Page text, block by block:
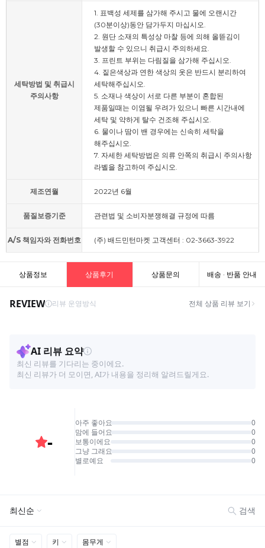
세탁방법 및 취급시
주의사항
1. 표백성 세제를 삼가해 주시고 물에 오랜시간
(30분이상)동안 담가두지 마십시오.
2. 원단 소재의 특성상 마찰 등에 의해 올뜯김이
발생할 수 있으니 취급시 주의하세요.
3. 프린트 부위는 다림질을 삼가해 주십시오.
4. 짙은색상과 연한 색상의 옷은 반드시 분리하여
세탁해주십시오.
5. 소재나 색상이 서로 다른 부분이 혼합된
제품일때는 이염될 우려가 있으니 빠른 시간내에
세탁 및 약하게 탈수 건조해 주십시오.
6. 물이나 땀이 밴 경우에는 신속히 세탁을
해주십시오.
7. 자세한 세탁방법은 의류 안쪽의 취급시 주의사항
라벨을 참고하여 주십시오.
제조연월 2022년 6월
품질보증기준 관련법 및 소비자분쟁해결 규정에 따름
A/S 책임자와 전화번호 (주) 배드민턴마켓 고객센터 : 02-3663-3922
상품정보 상품후기 상품문의 배송 · 반품 안내